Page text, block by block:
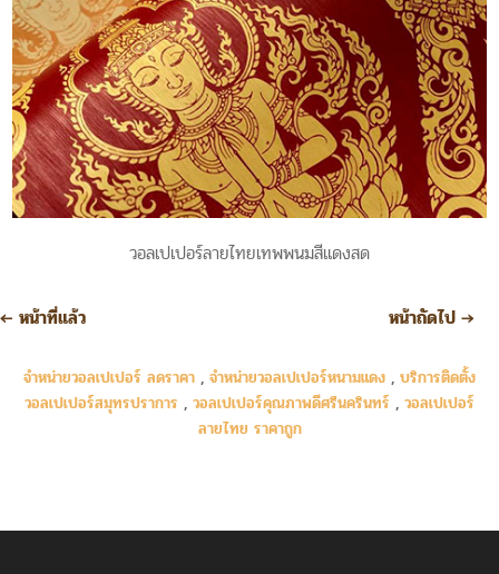
วอลเปเปอร์ลายไทยเทพพนมสีแดงสด
← หน้าที่แล้ว หน้าถัดไป→
จำหน่ายวอลเปเปอร์ ลดราคา , จำหน่ายวอลเปเปอร์หนามแดง , บริการติดตั้ง
วอลเปเปอร์สมุทรปราการ , วอลเปเปอร์คุณภาพดีศรีนครินทร์ , วอลเปเปอร์
ลายไทย ราคาถูก